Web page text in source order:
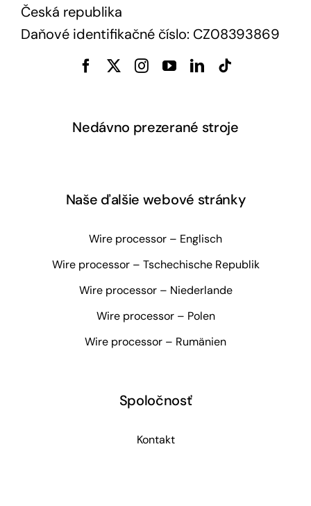
Česká republika
Daňové identifikačné číslo: CZ08393869
Nedávno prezerané stroje
Naše ďalšie webové stránky
Wire processor – Englisch
Wire processor – Tschechische Republik
Wire processor – Niederlande
Wire processor – Polen
Wire processor – Rumänien
Spoločnosť
Kontakt